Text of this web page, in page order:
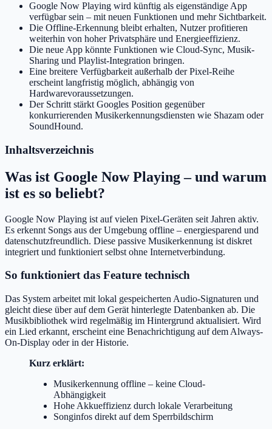
Google Now Playing wird künftig als eigenständige App
verfügbar sein – mit neuen Funktionen und mehr Sichtbarkeit.
Die Offline-Erkennung bleibt erhalten, Nutzer profitieren
weiterhin von hoher Privatsphäre und Energieeffizienz.
Die neue App könnte Funktionen wie Cloud-Sync, Musik-
Sharing und Playlist-Integration bringen.
Eine breitere Verfügbarkeit außerhalb der Pixel-Reihe
erscheint langfristig möglich, abhängig von
Hardwarevoraussetzungen.
Der Schritt stärkt Googles Position gegenüber
konkurrierenden Musikerkennungsdiensten wie Shazam oder
SoundHound.
Inhaltsverzeichnis
Was ist Google Now Playing – und warum
ist es so beliebt?
Google Now Playing ist auf vielen Pixel-Geräten seit Jahren aktiv.
Es erkennt Songs aus der Umgebung offline – energiesparend und
datenschutzfreundlich. Diese passive Musikerkennung ist diskret
integriert und funktioniert selbst ohne Internetverbindung.
So funktioniert das Feature technisch
Das System arbeitet mit lokal gespeicherten Audio-Signaturen und
gleicht diese über auf dem Gerät hinterlegte Datenbanken ab. Die
Musikbibliothek wird regelmäßig im Hintergrund aktualisiert. Wird
ein Lied erkannt, erscheint eine Benachrichtigung auf dem Always-
On-Display oder in der Historie.
Kurz erklärt:
Musikerkennung offline – keine Cloud-
Abhängigkeit
Hohe Akkueffizienz durch lokale Verarbeitung
Songinfos direkt auf dem Sperrbildschirm